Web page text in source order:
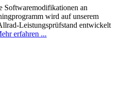
Softwaremodifikationen an
wird auf unserem
Leistungsprüfstand entwickelt
erfahren ...